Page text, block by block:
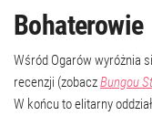
Bohaterowie
Wśród Ogarów wyróżnia
recenzji (zobaczBungou
W końcu to elitarny